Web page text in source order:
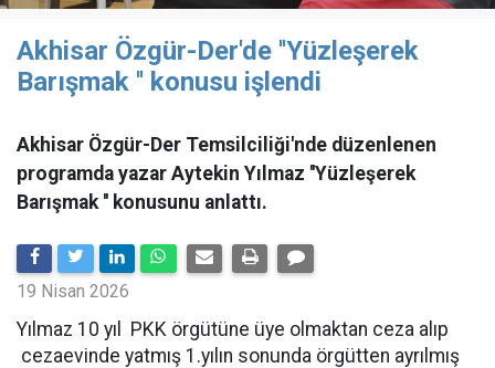
Akhisar Özgür-Der'de ''Yüzleşerek
Barışmak '' konusu işlendi
Akhisar Özgür-Der Temsilciliği'nde düzenlenen
programda yazar Aytekin Yılmaz ''Yüzleşerek
Barışmak '' konusunu anlattı.
19 Nisan 2026
Yılmaz 10 yıl PKK örgütüne üye olmaktan ceza alıp
cezaevinde yatmış 1.yılın sonunda örgütten ayrılmış